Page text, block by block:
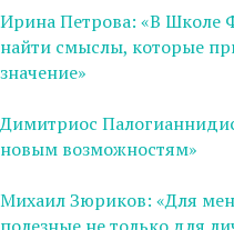
Ирина Петрова: «В Школе
найти смыслы, которые
значение»
Димитриос
новым возможностям»
Михаил Зюриков: «Для